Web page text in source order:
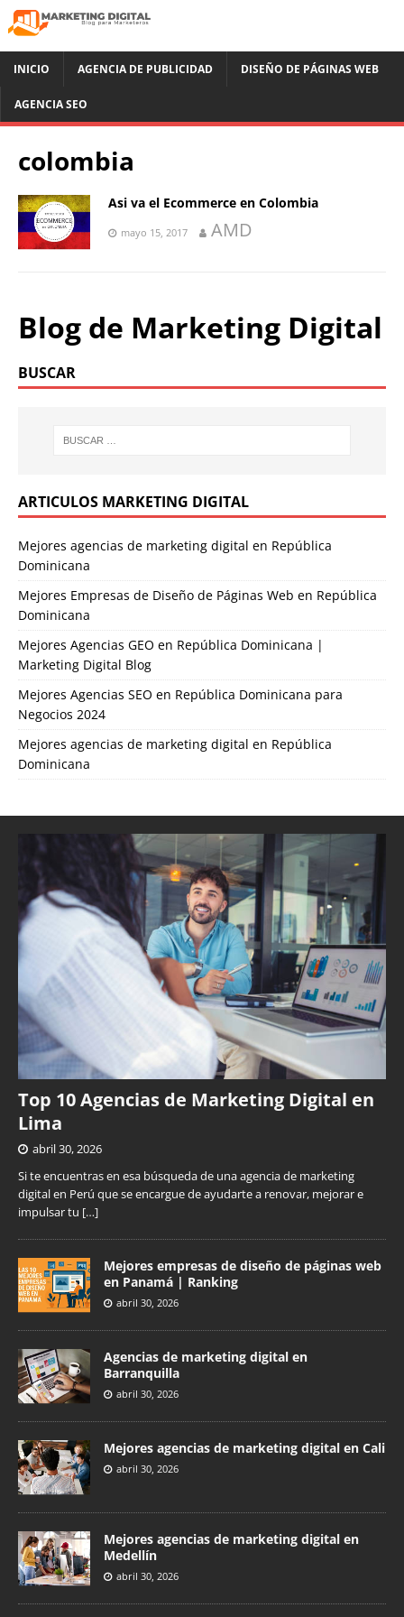
INICIO AGENCIA DE PUBLICIDAD DISEÑO DE PÁGINAS WEB
AGENCIA SEO
colombia
Asi va el Ecommerce en Colombia
mayo 15, 2017 AMD
Blog de Marketing Digital
BUSCAR
ARTICULOS MARKETING DIGITAL
Mejores agencias de marketing digital en República
Dominicana
Mejores Empresas de Diseño de Páginas Web en República
Dominicana
Mejores Agencias GEO en República Dominicana |
Marketing Digital Blog
Mejores Agencias SEO en República Dominicana para
Negocios 2024
Mejores agencias de marketing digital en República
Dominicana
Top 10 Agencias de Marketing Digital en
Lima
abril 30, 2026
Si te encuentras en esa búsqueda de una agencia de marketing
digital en Perú que se encargue de ayudarte a renovar, mejorar e
impulsar tu […]
Mejores empresas de diseño de páginas web
en Panamá | Ranking
abril 30, 2026
Agencias de marketing digital en
Barranquilla
abril 30, 2026
Mejores agencias de marketing digital en Cali
abril 30, 2026
Mejores agencias de marketing digital en
Medellín
abril 30, 2026